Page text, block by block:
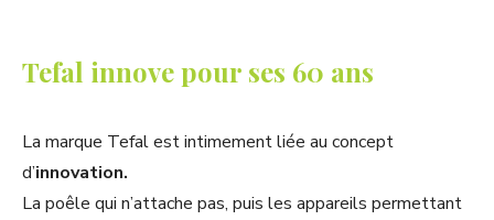
Tefal innove pour ses 60 ans
La marque Tefal est intimement liée au concept
d’innovation.
La poêle qui n’attache pas, puis les appareils permettant